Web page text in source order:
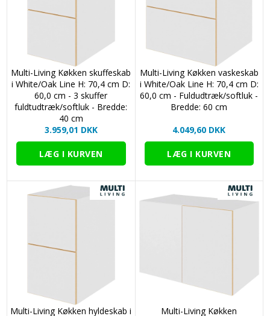
Multi-Living Køkken skuffeskab
i White/Oak Line H: 70,4 cm D:
60,0 cm - 3 skuffer
fuldtudtræk/softluk - Bredde:
40 cm
3.959,01 DKK
Multi-Living Køkken vaskeskab
i White/Oak Line H: 70,4 cm D:
60,0 cm - Fuldudtræk/softluk -
Bredde: 60 cm
4.049,60 DKK
Multi-Living Køkken hyldeskab i
Multi-Living Køkken